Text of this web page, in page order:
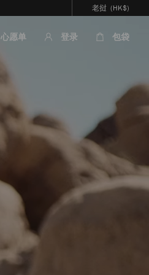
老挝 (HK$)
心愿单 登录 包袋